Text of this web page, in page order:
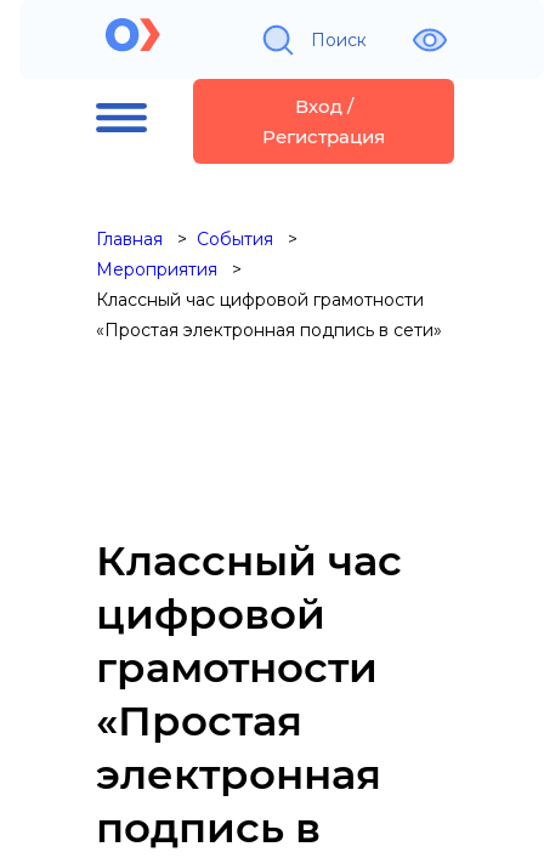
Поиск
Вход /
Регистрация
Главная
События
Мероприятия
Классный час цифровой грамотности
«Простая электронная подпись в сети»
Классный час
цифровой
грамотности
«Простая
электронная
подпись в